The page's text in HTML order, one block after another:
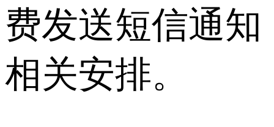
费发送短信通知
相关安排。